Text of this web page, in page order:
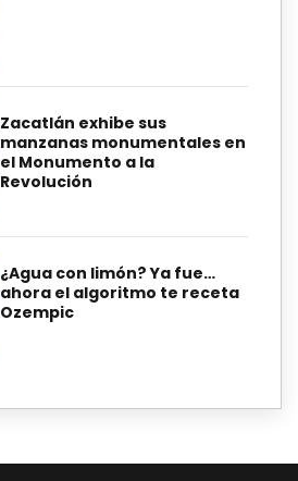
Zacatlán exhibe sus
manzanas monumentales en
el Monumento a la
Revolución
¿Agua con limón? Ya fue…
ahora el algoritmo te receta
Ozempic